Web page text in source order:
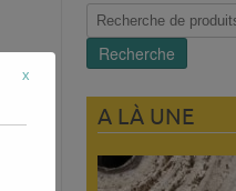
Recherche
pour :
Recherche
A LÀ UNE
x